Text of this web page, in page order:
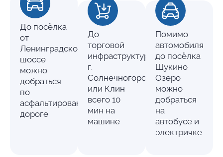
До посёлка
от
Ленинградского
шоссе
можно
добраться
по
асфальтированной
дороге
До
торговой
инфраструктуры
г.
Солнечногорск
или Клин
всего 10
мин на
машине
Помимо
автомобиля
до посёлка
Щукино
Озеро
можно
добраться
на
автобусе и
электричке